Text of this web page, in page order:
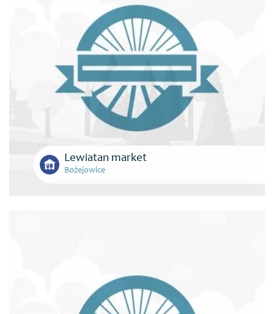
Lewiatan market
Bożejowice